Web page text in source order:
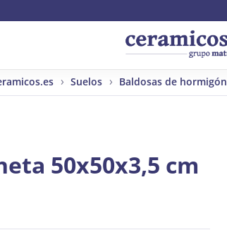
Suelos Baldosas de hormigón
50x50x3,5 cm